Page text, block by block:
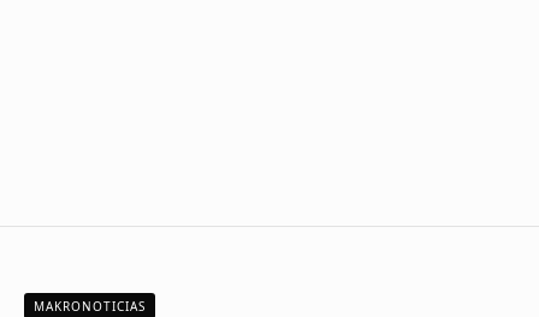
MAKRONOTICIAS